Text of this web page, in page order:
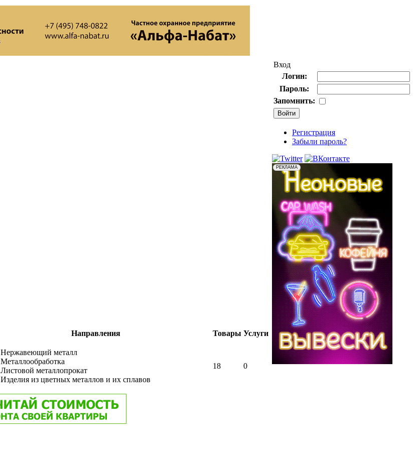
Направления Товары Услуги
Нержавеющий металл
Металлообработка
Листовой металлопрокат
Изделия из цветных металлов и их сплавов
18 0
Вход
Логин:
Пароль:
Запомнить:
Регистрация
Забыли пароль?